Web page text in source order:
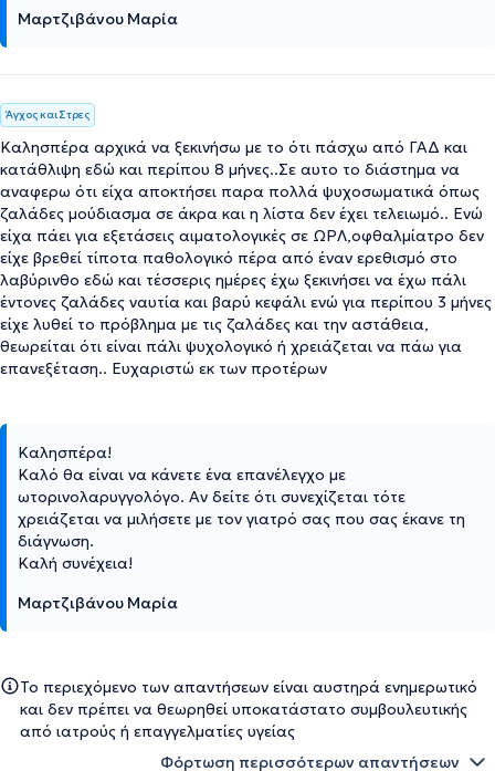
Μαρτζιβάνου Μαρία
Άγχος και Στρες
Καλησπέρα αρχικά να ξεκινήσω με το ότι πάσχω από ΓΑΔ και
κατάθλιψη εδώ και περίπου 8 μήνες..Σε αυτο το διάστημα να
αναφερω ότι είχα αποκτήσει παρα πολλά ψυχοσωματικά όπως
ζαλάδες μούδιασμα σε άκρα και η λίστα δεν έχει τελειωμό.. Ενώ
είχα πάει για εξετάσεις αιματολογικές σε ΩΡΛ,οφθαλμίατρο δεν
είχε βρεθεί τίποτα παθολογικό πέρα από έναν ερεθισμό στο
λαβύρινθο εδώ και τέσσερις ημέρες έχω ξεκινήσει να έχω πάλι
έντονες ζαλάδες ναυτία και βαρύ κεφάλι ενώ για περίπου 3 μήνες
είχε λυθεί το πρόβλημα με τις ζαλάδες και την αστάθεια,
θεωρείται ότι είναι πάλι ψυχολογικό ή χρειάζεται να πάω για
επανεξέταση.. Ευχαριστώ εκ των προτέρων
Καλησπέρα!
Καλό θα είναι να κάνετε ένα επανέλεγχο με
ωτορινολαρυγγολόγο. Αν δείτε ότι συνεχίζεται τότε
χρειάζεται να μιλήσετε με τον γιατρό σας που σας έκανε τη
διάγνωση.
Καλή συνέχεια!
Μαρτζιβάνου Μαρία
Το περιεχόμενο των απαντήσεων είναι αυστηρά ενημερωτικό
και δεν πρέπει να θεωρηθεί υποκατάστατο συμβουλευτικής
από ιατρούς ή επαγγελματίες υγείας
Φόρτωση περισσότερων απαντήσεων